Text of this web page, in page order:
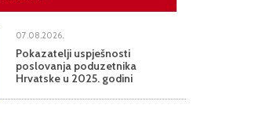
07.08.2026.
Pokazatelji uspješnosti
poslovanja poduzetnika
Hrvatske u 2025. godini